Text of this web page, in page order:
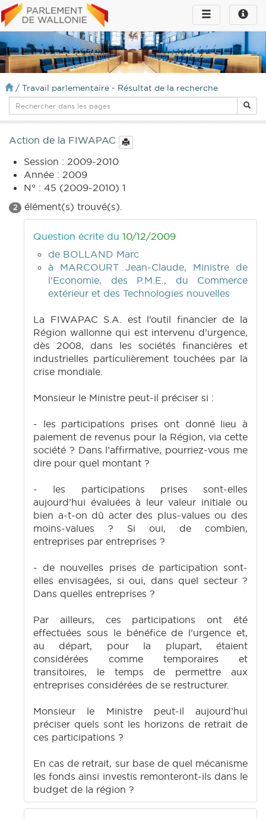
Toggle
infos
Toggle
navigation
/ Travail parlementaire - Résultat de la recherche
Action de la FIWAPAC
Session : 2009-2010
Année : 2009
N° : 45 (2009-2010) 1
2 élément(s) trouvé(s).
Question écrite du 10/12/2009
de BOLLAND Marc
à MARCOURT Jean-Claude, Ministre de
l'Economie, des P.M.E., du Commerce
extérieur et des Technologies nouvelles
La FIWAPAC S.A. est l’outil financier de la
Région wallonne qui est intervenu d’urgence,
dès 2008, dans les sociétés financières et
industrielles particulièrement touchées par la
crise mondiale.
Monsieur le Ministre peut-il préciser si :
- les participations prises ont donné lieu à
paiement de revenus pour la Région, via cette
société ? Dans l’affirmative, pourriez-vous me
dire pour quel montant ?
- les participations prises sont-elles
aujourd’hui évaluées à leur valeur initiale ou
bien a-t-on dû acter des plus-values ou des
moins-values ? Si oui, de combien,
entreprises par entreprises ?
- de nouvelles prises de participation sont-
elles envisagées, si oui, dans quel secteur ?
Dans quelles entreprises ?
Par ailleurs, ces participations ont été
effectuées sous le bénéfice de l’urgence et,
au départ, pour la plupart, étaient
considérées comme temporaires et
transitoires, le temps de permettre aux
entreprises considérées de se restructurer.
Monsieur le Ministre peut-il aujourd’hui
préciser quels sont les horizons de retrait de
ces participations ?
En cas de retrait, sur base de quel mécanisme
les fonds ainsi investis remonteront-ils dans le
budget de la région ?